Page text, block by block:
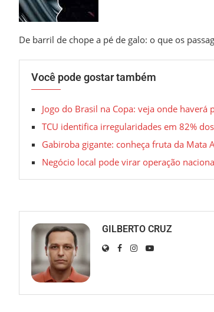
De barril de chope a pé de galo: o que os
Você pode gostar também
Jogo do Brasil na Copa: veja onde
TCU identifica irregularidades em 82%
Gabiroba gigante: conheça fruta da Mata
Negócio local pode virar operação
GILBERTO CRUZ